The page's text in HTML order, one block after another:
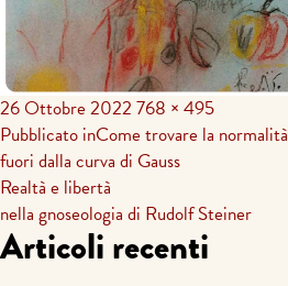
26 Ottobre 2022 768 × 495
Navigazione
articoli
Pubblicato inCome trovare la normalità
fuori dalla curva di Gauss
Realtà e libertà
nella gnoseologia di Rudolf Steiner
Articoli recenti